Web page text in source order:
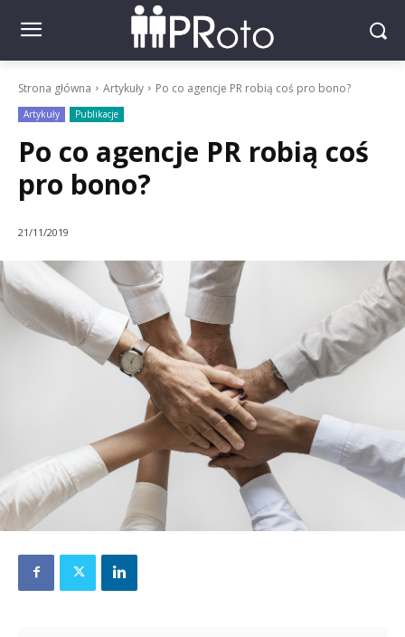
Strona główna Artykuły Po co agencje PR robią coś pro bono?
Artykuły Publikacje
Po co agencje PR robią coś
pro bono?
21/11/2019